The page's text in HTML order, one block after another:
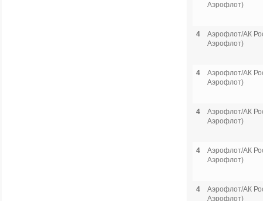
Аэрофлот)
4
Аэрофлот/АК
Аэрофлот)
4
Аэрофлот/АК
Аэрофлот)
4
Аэрофлот/АК
Аэрофлот)
4
Аэрофлот/АК
Аэрофлот)
4
Аэрофлот/АК
Аэрофлот)